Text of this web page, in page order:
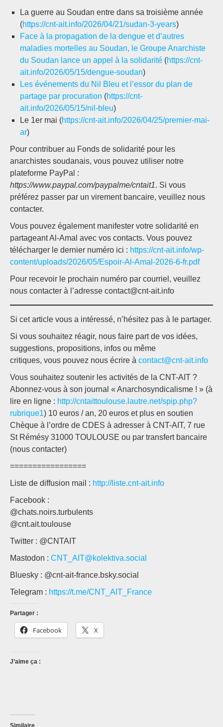
La guerre au Soudan entre dans sa troisième année
(https://cnt-ait.info/2026/04/21/sudan-3-years)
Face à la propagation de la dengue et d’autres
maladies mortelles au Soudan, le Groupe Anarchiste
du Soudan lance un appel à la solidarité (https://cnt-
ait.info/2026/05/15/dengue-soudan)
Les événements du Nil Bleu et l’essor du plan de
partage par procuration (https://cnt-
ait.info/2026/05/15/nil-bleu)
Le 1er mai (https://cnt-ait.info/2026/04/25/premier-mai-
ar)
Pour contribuer au Fonds de solidarité pour les
anarchistes soudanais, vous pouvez utiliser notre
plateforme PayPal :
https://www.paypal.com/paypalme/cntait1. Si vous
préférez passer par un virement bancaire, veuillez nous
contacter.
Vous pouvez également manifester votre solidarité en
partageant Al-Amal avec vos contacts. Vous pouvez
télécharger le dernier numéro ici : https://cnt-ait.info/wp-
content/uploads/2026/05/Espoir-Al-Amal-2026-6-fr.pdf
Pour recevoir le prochain numéro par courriel, veuillez
nous contacter à l’adresse contact@cnt-ait.info
Si cet article vous a intéressé, n’hésitez pas à le partager.
Si vous souhaitez réagir, nous faire part de vos idées,
suggestions, propositions, infos ou même
critiques, vous pouvez nous écrire à contact@cnt-ait.info
Vous souhaitez soutenir les activités de la CNT-AIT ?
Abonnez-vous à son journal « Anarchosyndicalisme ! » (à
lire en ligne : http://cntaittoulouse.lautre.net/spip.php?
rubrique1) 10 euros / an, 20 euros et plus en soutien
Chèque à l’ordre de CDES à adresser à CNT-AIT, 7 rue
St Rémésy 31000 TOULOUSE ou par transfert bancaire
(nous contacter)
=================
Liste de diffusion mail : http://liste.cnt-ait.info
Facebook :
@chats.noirs.turbulents
@cnt.ait.toulouse
Twitter : @CNTAIT
Mastodon : CNT_AIT@kolektiva.social
Bluesky : @cnt-ait-france.bsky.social
Telegram : https://t.me/CNT_AIT_France
Partager :
Facebook X
J’aime ça :
Similaire